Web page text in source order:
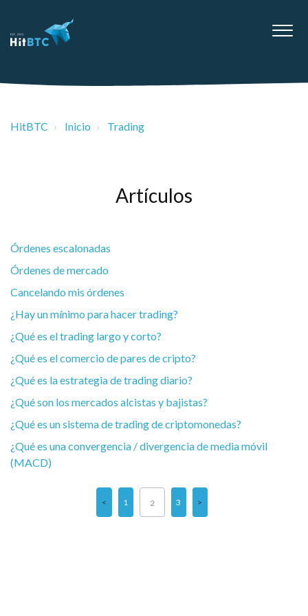
HitBTC Inicio Trading
Artículos
Órdenes escalonadas
Órdenes de mercado
Cancelando mis órdenes
¿Hay un mínimo para hacer trading?
¿Qué es el trading largo y corto?
¿Qué es el comercio de pares de cripto?
¿Qué es la estrategia de trading diario?
¿Qué son los mercados alcistas y bajistas?
¿Qué es un sistema de trading de criptomonedas?
¿Qué es una convergencia / divergencia de media móvil
(MACD)
1 2 3